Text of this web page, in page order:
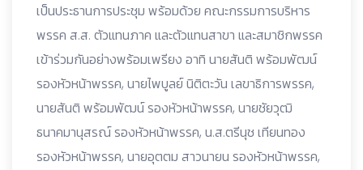
เป็นประธานการประชุม พร้อมด้วย คณะกรรมการบริหาร
พรรค ส.ส. ตัวแทนภาค และตัวแทนสาขา และสมาชิกพรรค
เข้าร่วมกันอย่างพร้อมเพรียง อาทิ นายสันติ พร้อมพัฒน์
รองหัวหน้าพรรค, นายไพบูลย์ นิติตะวัน เลขาธิการพรรค,
นายสันติ พร้อมพัฒน์ รองหัวหน้าพรรค, นายชัยวุฒิ
ธนาคมานุสรณ์ รองหัวหน้าพรรค, น.ส.ตรีนุช เทียนทอง
รองหัวหน้าพรรค, นายอุตตม สาวนายน รองหัวหน้าพรรค,